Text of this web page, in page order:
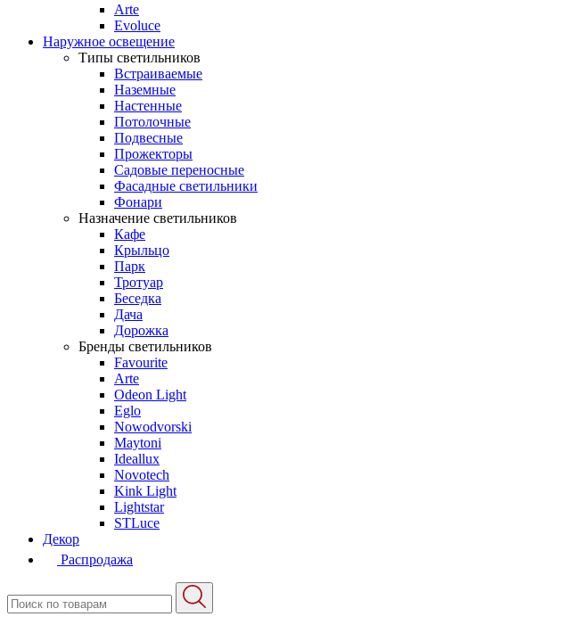
Arte
Evoluce
Наружное освещение
Типы светильников
Встраиваемые
Наземные
Настенные
Потолочные
Подвесные
Прожекторы
Садовые переносные
Фасадные светильники
Фонари
Назначение светильников
Кафе
Крыльцо
Парк
Тротуар
Беседка
Дача
Дорожка
Бренды светильников
Favourite
Arte
Odeon Light
Eglo
Nowodvorski
Maytoni
Ideallux
Novotech
Kink Light
Lightstar
STLuce
Декор
Распродажа